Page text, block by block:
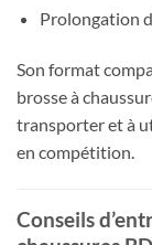
Prolongation
Son format
brosse à
transporter et à
en compétition.
Conseils